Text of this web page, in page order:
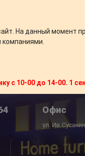
На данный момент
с 10-00 до 14-00. 1
Офис
ул.